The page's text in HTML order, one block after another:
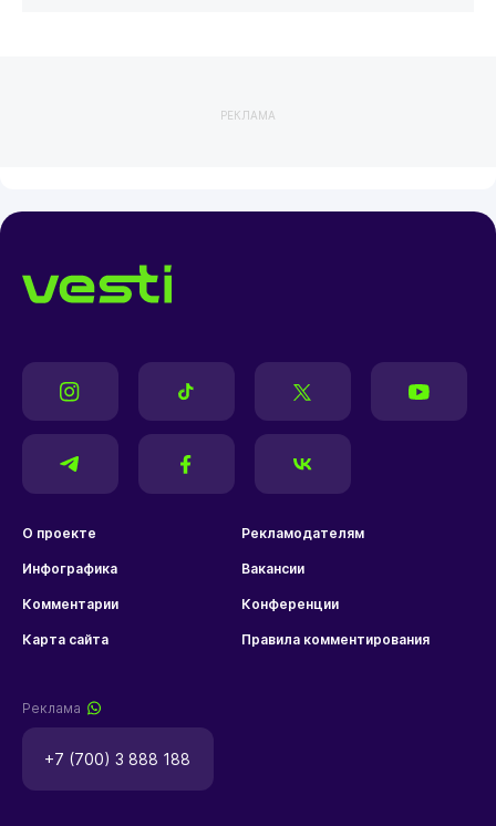
РЕКЛАМА
О проекте Рекламодателям
Инфографика Вакансии
Комментарии Конференции
Карта сайта Правила комментирования
Реклама
+7 (700) 3 888 188